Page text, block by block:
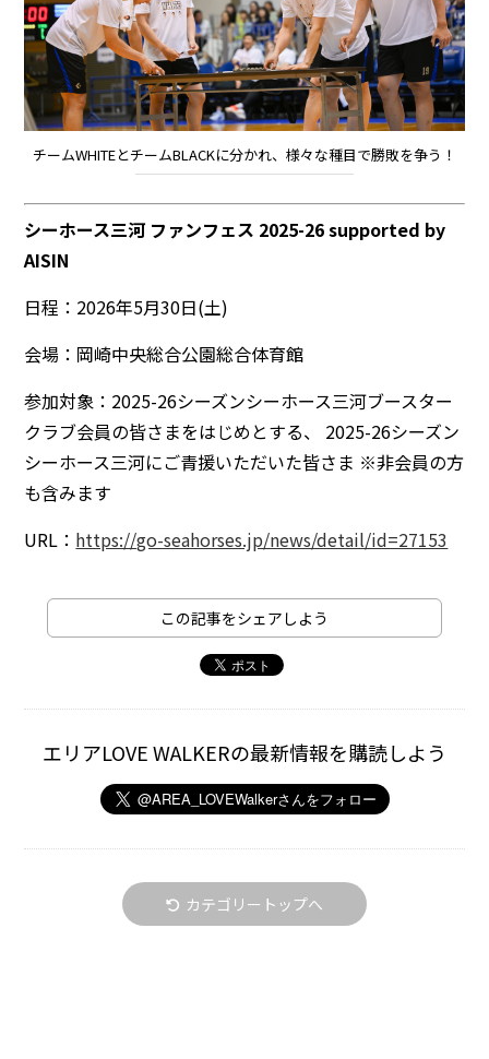
チームWHITEとチームBLACKに分かれ、様々な種目で勝敗を争う！
シーホース三河 ファンフェス 2025-26 supported by
AISIN
日程：2026年5月30日(土)
会場：岡崎中央総合公園総合体育館
参加対象：2025-26シーズンシーホース三河ブースター
クラブ会員の皆さまをはじめとする、 2025-26シーズン
シーホース三河にご青援いただいた皆さま ※非会員の方
も含みます
URL： https://go-seahorses.jp/news/detail/id=27153
この記事をシェアしよう
エリアLOVE WALKERの最新情報を購読しよう
カテゴリートップへ